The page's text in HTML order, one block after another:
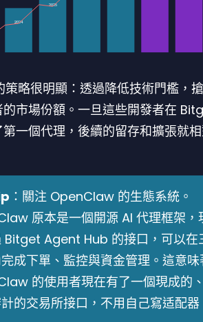
2024
2025
略很明顯：透過降低技術門檻，
的市場份額。一旦這些開發者在
第一個代理，後續的留存和擴張就
：關注 OpenClaw 的生態系統。
原本是一個開源 AI 代理框架，
Bitget Agent Hub 的接口，可以在
成下單、監控與資金管理。這意味
的使用者現在有了一個現成的
的交易所接口，不用自己寫适配器